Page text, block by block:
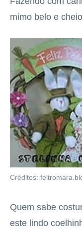
mimo belo e
Créditos:
Quem sabe
este lindo